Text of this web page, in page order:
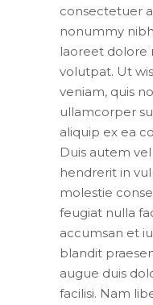
consectetuer
nonummy
laoreet dolore
volutpat. Ut
veniam, quis
ullamcorper
aliquip ex ea
Duis autem
hendrerit in
molestie
feugiat nulla
accumsan et
blandit
augue duis
facilisi. Nam